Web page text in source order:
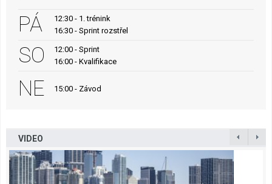
PÁ
12:30 - 1. trénink
16:30 - Sprint rozstřel
SO
12:00 - Sprint
16:00 - Kvalifikace
NE 15:00 - Závod
VIDEO